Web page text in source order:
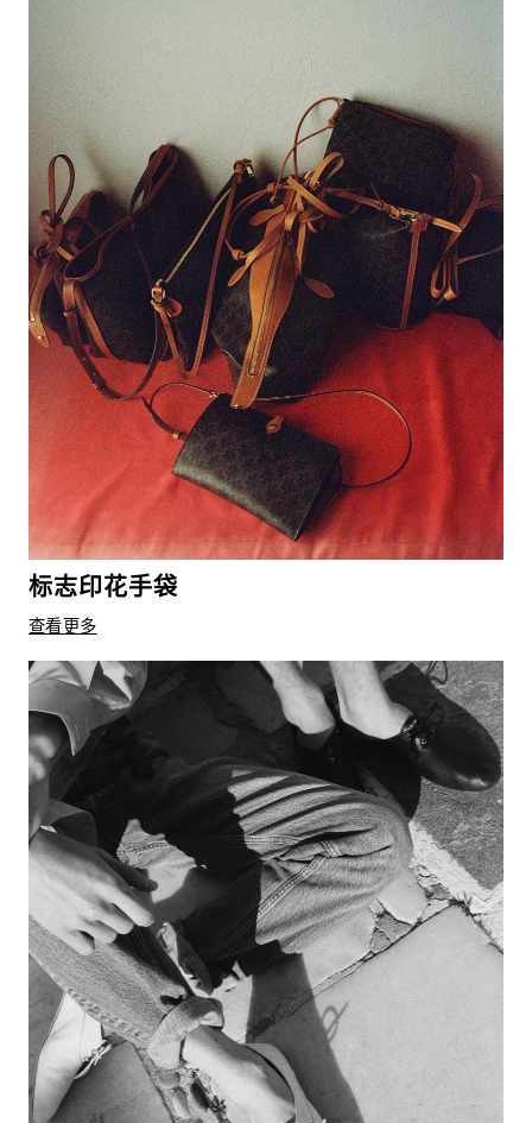
标志印花手袋
查看更多